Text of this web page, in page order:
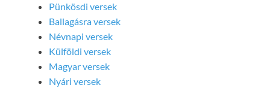
Pünkösdi versek
Ballagásra versek
Névnapi versek
Külföldi versek
Magyar versek
Nyári versek